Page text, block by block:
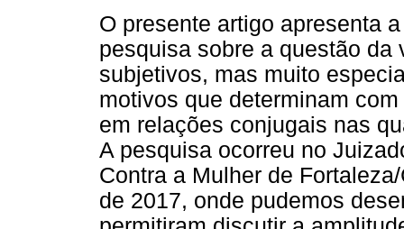
O presente artigo apresenta
pesquisa sobre a questão
subjetivos, mas muito
motivos que determinam
em relações conjugais nas
A pesquisa ocorreu no
Contra a Mulher de
de 2017, onde pudemos